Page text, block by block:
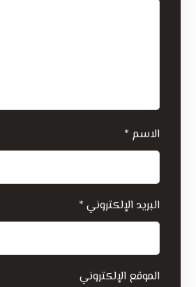
الاسم *
البريد الإلكتروني *
الموقع الإلكتروني